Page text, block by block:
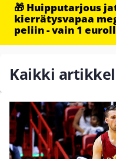
🎁 Huipputarjous
kierrätysvapaa
peliin - vain 1
Kaikki